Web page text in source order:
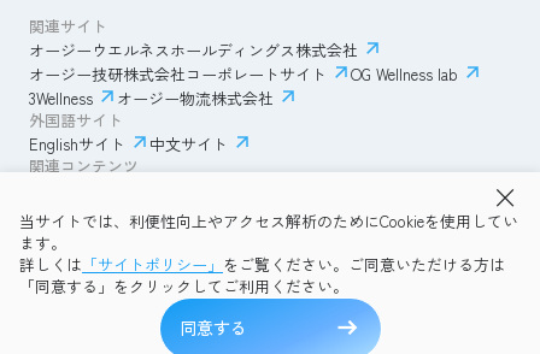
当サイトでは、利便性向上やアクセス解析のためにCookieを使用してい
ます。
詳しくは 「サイトポリシー」 をご覧ください。ご同意いただける方は
「同意する」をクリックしてご利用ください。
同意する
関連サイト
オージーウエルネスホールディングス株式会社
オージー技研株式会社コーポレートサイト
OG Wellness lab
3Wellness
オージー物流株式会社
外国語サイト
Englishサイト
中文サイト
関連コンテンツ
透明性ガイドライン
プライバシーポリシー
OG Wellness会員規約
コミュニティガイドライン
サイトマップ
Copyright © 2026 OG Wellness Co., Ltd. All rights reserved.